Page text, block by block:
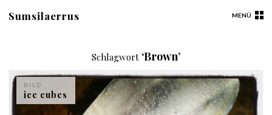
MENÜ
Sumsilaerrus
Schlagwort ‘Brown’
BILD
ice cubes